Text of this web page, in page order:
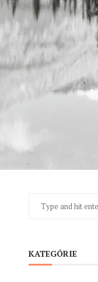
KATEGÓRIE